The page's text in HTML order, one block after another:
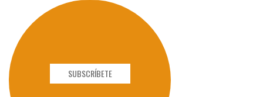
SUBSCRÍBETE